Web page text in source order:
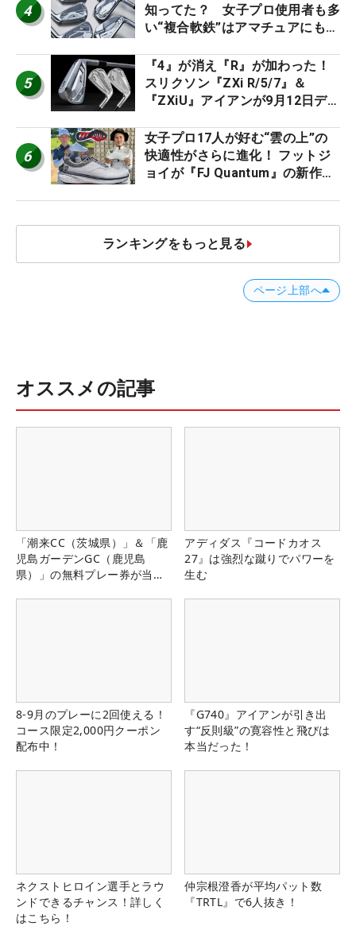
4
知ってた？ 女子プロ使用者も多
い“複合軟鉄”はアマチュアにもオ
5
『4』が消え『R』が加わった！
スリクソン『ZXi R/5/7』＆
『ZXiU』アイアンが9月12日デ
6
女子プロ17人が好む“雲の上”の
快適性がさらに進化！ フットジ
ョイが『FJ Quantum』の新作を
ランキングをもっと見る
ページ上部へ
オススメの記事
「潮来CC（茨城県）」＆「鹿
児島ガーデンGC（鹿児島
県）」の無料プレー券が当た
アディダス『コードカオス
27』は強烈な蹴りでパワーを
生む
8-9月のプレーに2回使える！
コース限定2,000円クーポン
配布中！
『G740』アイアンが引き出
す“反則級”の寛容性と飛びは
本当だった！
ネクストヒロイン選手とラウ
ンドできるチャンス！詳しく
はこちら！
仲宗根澄香が平均パット数
『TRTL』で6人抜き！